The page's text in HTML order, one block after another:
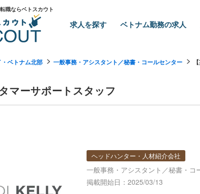
職ならベトスカウト
求人を探す ベトナム勤務の求人
ベトナム北部 一般事務・アシスタント／秘書・コールセンター
マーサポートスタッフ
ヘッドハンター・人材紹介会社
一般事務・アシスタント／秘書・コ
掲載開始日：2025/03/13